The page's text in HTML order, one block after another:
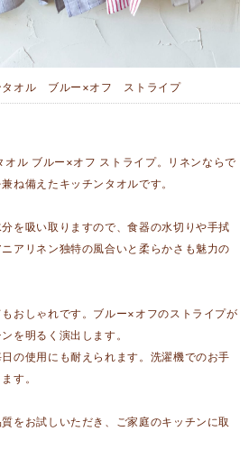
タオル ブルー×オフ ストライプ
オル ブルー×オフ ストライプ。リネンならで
ね備えたキッチンタオルです。
を吸い取りますので、食器の水切りや手拭
アリネン独特の風合いと柔らかさも魅力の
おしゃれです。ブルー×オフのストライプが
を明るく演出します。
の使用にも耐えられます。洗濯機でのお手
す。
をお試しいただき、ご家庭のキッチンに取